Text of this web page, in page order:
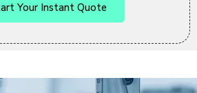
Your Instant Quote